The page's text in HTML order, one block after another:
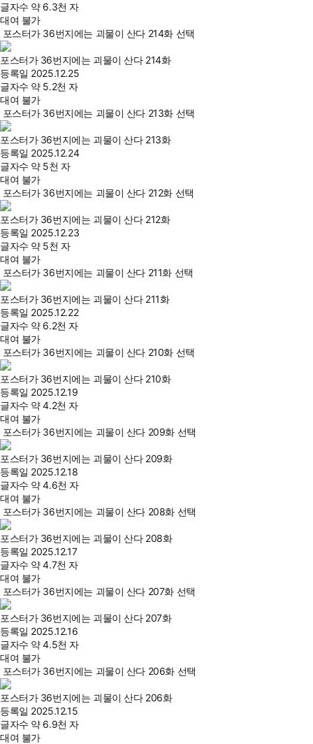
글자수 약 6.3천 자
대여 불가
포스터가 36번지에는 괴물이 산다 214화 선택
포스터가 36번지에는 괴물이 산다 214화
등록일 2025.12.25
글자수 약 5.2천 자
대여 불가
포스터가 36번지에는 괴물이 산다 213화 선택
포스터가 36번지에는 괴물이 산다 213화
등록일 2025.12.24
글자수 약 5천 자
대여 불가
포스터가 36번지에는 괴물이 산다 212화 선택
포스터가 36번지에는 괴물이 산다 212화
등록일 2025.12.23
글자수 약 5천 자
대여 불가
포스터가 36번지에는 괴물이 산다 211화 선택
포스터가 36번지에는 괴물이 산다 211화
등록일 2025.12.22
글자수 약 6.2천 자
대여 불가
포스터가 36번지에는 괴물이 산다 210화 선택
포스터가 36번지에는 괴물이 산다 210화
등록일 2025.12.19
글자수 약 4.2천 자
대여 불가
포스터가 36번지에는 괴물이 산다 209화 선택
포스터가 36번지에는 괴물이 산다 209화
등록일 2025.12.18
글자수 약 4.6천 자
대여 불가
포스터가 36번지에는 괴물이 산다 208화 선택
포스터가 36번지에는 괴물이 산다 208화
등록일 2025.12.17
글자수 약 4.7천 자
대여 불가
포스터가 36번지에는 괴물이 산다 207화 선택
포스터가 36번지에는 괴물이 산다 207화
등록일 2025.12.16
글자수 약 4.5천 자
대여 불가
포스터가 36번지에는 괴물이 산다 206화 선택
포스터가 36번지에는 괴물이 산다 206화
등록일 2025.12.15
글자수 약 6.9천 자
대여 불가